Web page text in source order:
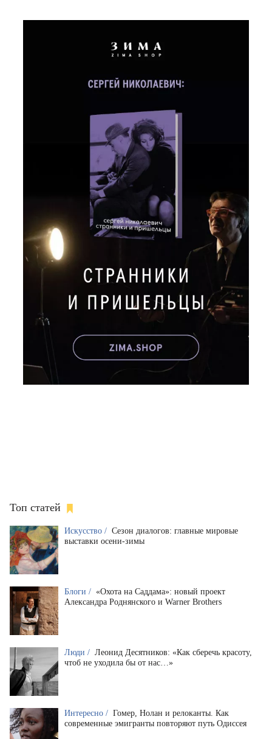
Топ статей
Искусство / Сезон диалогов: главные мировые
выставки осени-зимы
Блоги / «Охота на Саддама»: новый проект
Александра Роднянского и Warner Brothers
Люди / Леонид Десятников: «Как сберечь красоту,
чтоб не уходила бы от нас…»
Интересно / Гомер, Нолан и релоканты. Как
современные эмигранты повторяют путь Одиссея